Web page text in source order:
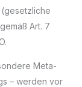
(gesetzliche
Art. 7
Meta-
– werden vor